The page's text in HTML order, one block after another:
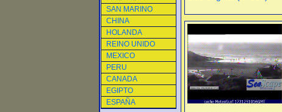
SAN MARINO
CHINA
HOLANDA
REINO UNIDO
MEXICO
PERU
CANADA
EGIPTO
ESPAÑA